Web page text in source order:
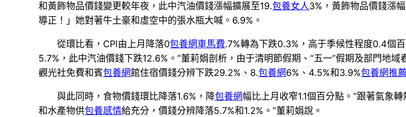
和黃飾物品價錢變更較年夜，此中汽油價錢漲幅擴展至19.包養女人3%，黃飾物品價錢漲
導正！」她對著牛土豪和虛空中的張水瓶大喊。6.9%。
從環比看，CPI由上月降落0包養網車馬費.7%轉為下跌0.3%，高于季候性程度0.4個
5.7%，此中汽油價錢下跌12.6%。”董莉娟剖析，由于清明節假期、“五一”假期及部門地
觀光社免費和賓包養網館住宿價錢分辨下跌29.2%、8.包養網6%、4.5%和3.9%包養網推薦
與此同時，食物價錢環比降落1.6%，降包養網幅比上月收窄1.1個百分點。“跟著氣象
和水產物供包養感情給充分，價錢分辨降落5.7%和1.2%。”董莉娟說。